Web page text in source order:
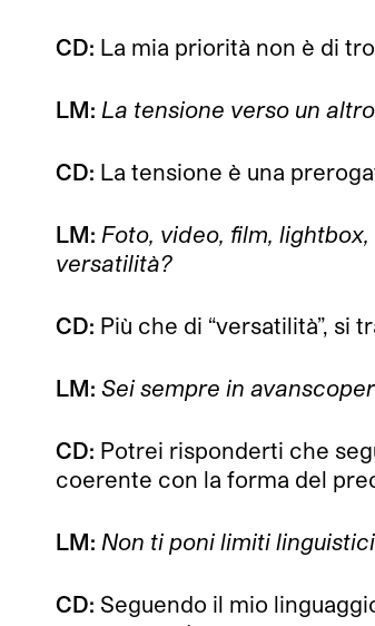
CD: La mia priorità non è di
LM: La tensione verso un
CD: La tensione è una
LM: Foto, video, film,
versatilità?
CD: Più che di “versatilità”, si
LM: Sei sempre in
CD: Potrei risponderti che
coerente con la forma del
LM: Non ti poni limiti
CD: Seguendo il mio